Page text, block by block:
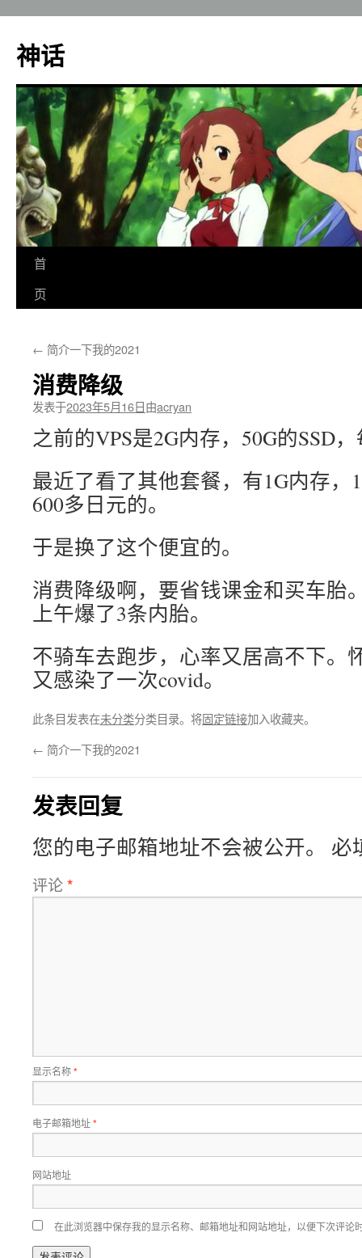
神话
跳
文
首
页
← 简介一下我的2021
消费降级
发表于2023年5月16日由acryan
之前的VPS是2G内存，50G的SSD
最近了看了其他套餐，有1G内存，
600多日元的。
于是换了这个便宜的。
消费降级啊，要省钱课金和买车胎
上午爆了3条内胎。
不骑车去跑步，心率又居高不下。
又感染了一次covid。
此条目发表在未分类分类目录。将固定链接加入收藏夹。
← 简介一下我的2021
发表回复
您的电子邮箱地址不会被公开。 必
评论*
显示名称*
电子邮箱地址*
网站地址
在此浏览器中保存我的显示名称、邮箱地址和网站地址，以便下次评论